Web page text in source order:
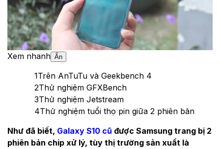
Xem nhanh Ẩn
1Trên AnTuTu và Geekbench 4
2Thử nghiệm GFXBench
3Thử nghiệm Jetstream
4Thử nghiệm tuổi thọ pin giữa 2 phiên bản
Như đã biết, Galaxy S10 cũ được Samsung trang bị 2
phiên bản chip xử lý, tùy thị trường sản xuất là